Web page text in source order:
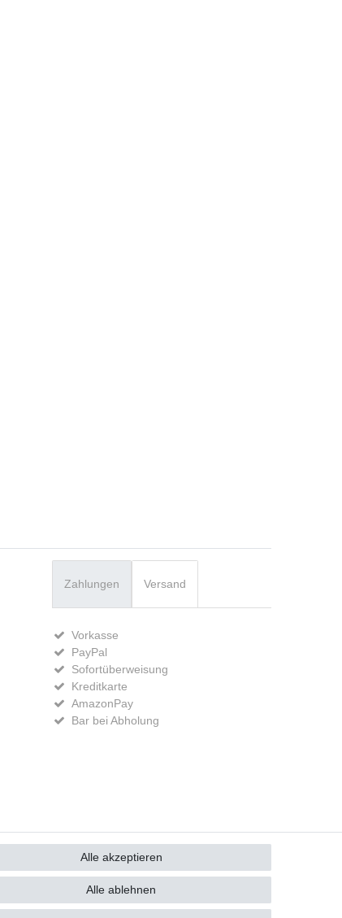
Zahlungen Versand
Vorkasse
PayPal
Sofortüberweisung
Kreditkarte
AmazonPay
Bar bei Abholung
Kontakt
Alle akzeptieren
Alle ablehnen